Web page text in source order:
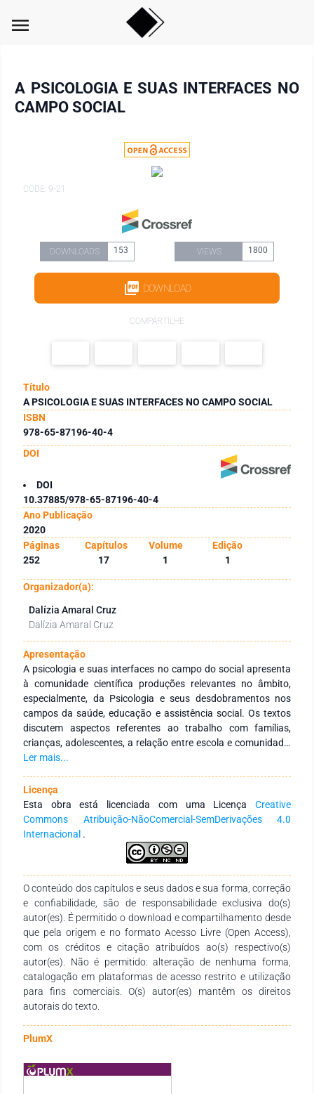
menu
A PSICOLOGIA E SUAS INTERFACES NO
CAMPO SOCIAL
CODE: 9-21
DOWNLOADS 153 VIEWS 1800
DOWNLOAD
COMPARTILHE
Título
A PSICOLOGIA E SUAS INTERFACES NO CAMPO SOCIAL
ISBN
978-65-87196-40-4
DOI
DOI
10.37885/978-65-87196-40-4
Ano Publicação
2020
Páginas
Capítulos Volume
Edição
252
17 1 1
Organizador(a):
Dalízia Amaral Cruz
Dalízia Amaral Cruz
Apresentação
A psicologia e suas interfaces no campo do social apresenta
à comunidade científica produções relevantes no âmbito,
especialmente, da Psicologia e seus desdobramentos nos
campos da saúde, educação e assistência social. Os textos
discutem aspectos referentes ao trabalho com famílias,
crianças, adolescentes, a relação entre escola e comunidade,
qualidade de vida das populações, saúde mental e eventos
Ler mais...
Licença
Esta obra está licenciada com uma Licença Creative
Commons Atribuição-NãoComercial-SemDerivações 4.0
Internacional .
O conteúdo dos capítulos e seus dados e sua forma, correção
e confiabilidade, são de responsabilidade exclusiva do(s)
autor(es). É permitido o download e compartilhamento desde
que pela origem e no formato Acesso Livre (Open Access),
com os créditos e citação atribuídos ao(s) respectivo(s)
autor(es). Não é permitido: alteração de nenhuma forma,
catalogação em plataformas de acesso restrito e utilização
para fins comerciais. O(s) autor(es) mantêm os direitos
autorais do texto.
PlumX